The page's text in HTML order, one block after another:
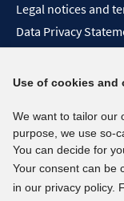
Legal notices and
Data Privacy
Report Accessibility
Social media
BlueSky
YouTube
LinkedIn
Use of cookies and
We want to tailor our
purpose, we use so-
You can decide for
Your consent can be
in our privacy policy.